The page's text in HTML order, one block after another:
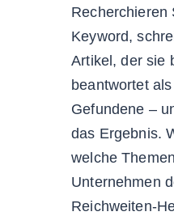
Recherchieren
Keyword,
Artikel, der sie
beantwortet
Gefundene –
das Ergebnis.
welche
Unternehmen
Reichweiten-